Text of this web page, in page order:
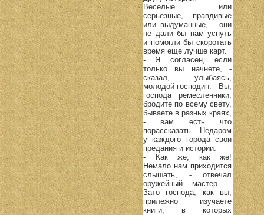
Веселые или
серьезные, правдивые
или выдуманные, - они
не дали бы нам уснуть
и помогли бы скоротать
время еще лучше карт.
- Я согласен, если
только вы начнете, -
сказал, улыбаясь,
молодой господин. - Вы,
господа ремесленники,
бродите по всему свету,
бываете в разных краях,
- вам есть что
порассказать. Недаром
у каждого города свои
предания и истории.
- Как же, как же!
Немало нам приходится
слышать, - отвечал
оружейный мастер. -
Зато господа, как вы,
прилежно изучаете
книги, в которых